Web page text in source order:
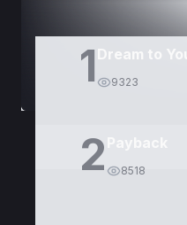
1 Dream to
9323
2 8518